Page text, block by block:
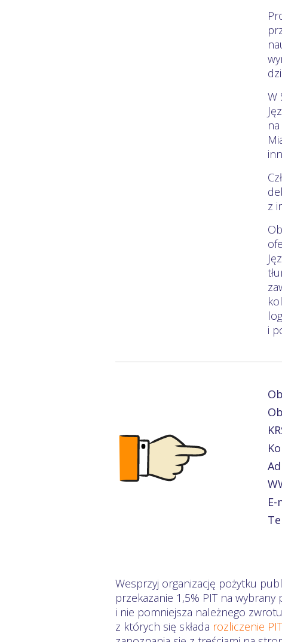
W
z
i
E-
Wesprzyj organizację pożytku
przekazanie 1,5% PIT na
i nie pomniejsza należnego
z których się składa rozliczenie